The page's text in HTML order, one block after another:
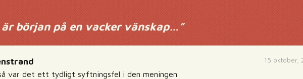
början på en vacker vänskap…”
15 oktober,
var det ett tydligt syftningsfel i den meningen